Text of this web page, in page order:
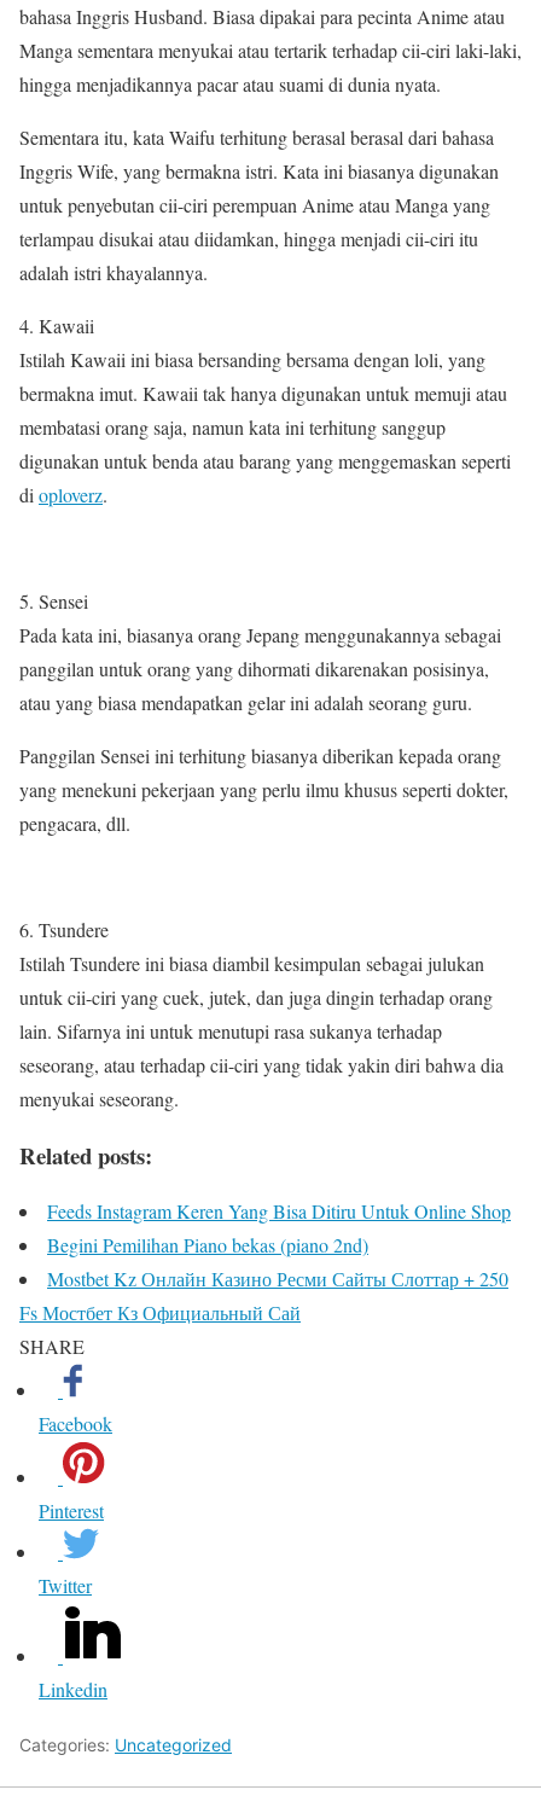
bahasa Inggris Husband. Biasa dipakai para pecinta Anime atau
Manga sementara menyukai atau tertarik terhadap cii-ciri laki-laki,
hingga menjadikannya pacar atau suami di dunia nyata.
Sementara itu, kata Waifu terhitung berasal berasal dari bahasa
Inggris Wife, yang bermakna istri. Kata ini biasanya digunakan
untuk penyebutan cii-ciri perempuan Anime atau Manga yang
terlampau disukai atau diidamkan, hingga menjadi cii-ciri itu
adalah istri khayalannya.
4. Kawaii
Istilah Kawaii ini biasa bersanding bersama dengan loli, yang
bermakna imut. Kawaii tak hanya digunakan untuk memuji atau
membatasi orang saja, namun kata ini terhitung sanggup
digunakan untuk benda atau barang yang menggemaskan seperti
di oploverz.
5. Sensei
Pada kata ini, biasanya orang Jepang menggunakannya sebagai
panggilan untuk orang yang dihormati dikarenakan posisinya,
atau yang biasa mendapatkan gelar ini adalah seorang guru.
Panggilan Sensei ini terhitung biasanya diberikan kepada orang
yang menekuni pekerjaan yang perlu ilmu khusus seperti dokter,
pengacara, dll.
6. Tsundere
Istilah Tsundere ini biasa diambil kesimpulan sebagai julukan
untuk cii-ciri yang cuek, jutek, dan juga dingin terhadap orang
lain. Sifarnya ini untuk menutupi rasa sukanya terhadap
seseorang, atau terhadap cii-ciri yang tidak yakin diri bahwa dia
menyukai seseorang.
Related posts:
Feeds Instagram Keren Yang Bisa Ditiru Untuk Online Shop
Begini Pemilihan Piano bekas (piano 2nd)
Mostbet Kz Онлайн Казино Ресми Сайты Слоттар + 250
Fs Мостбет Кз Официальный Сай
SHARE
Facebook
Pinterest
Twitter
Linkedin
Categories: Uncategorized